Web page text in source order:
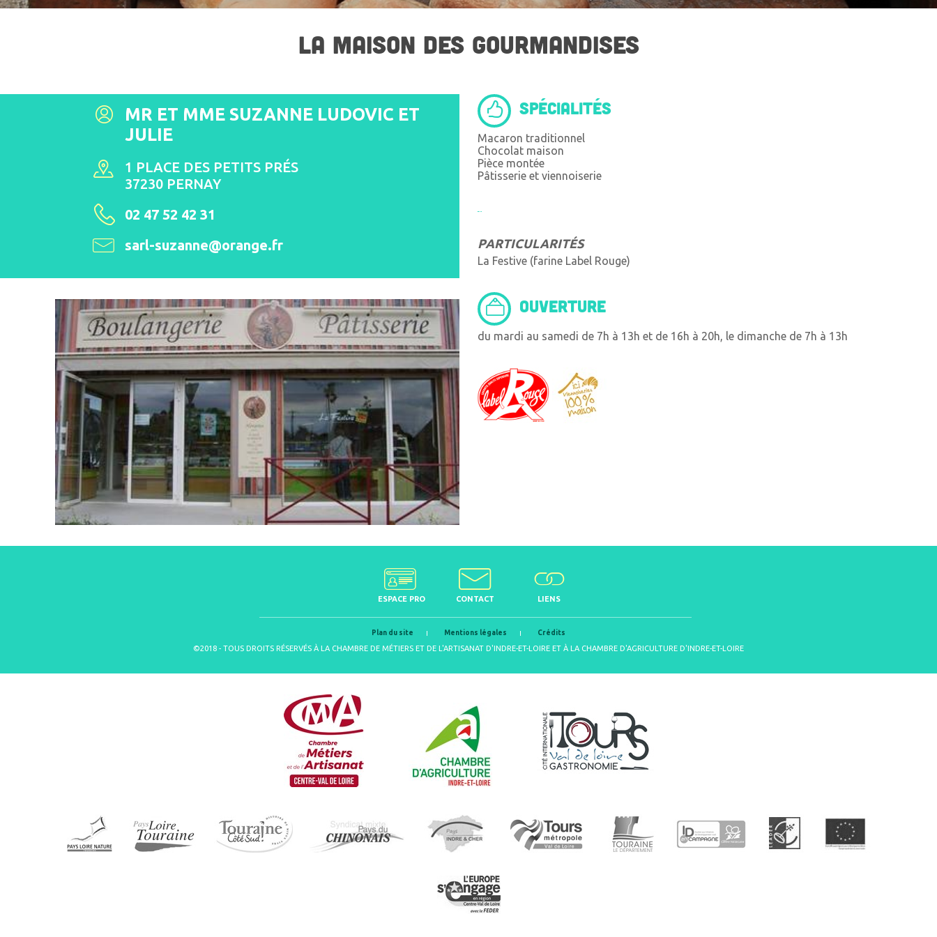
LA MAISON DES GOURMANDISES
MR ET MME SUZANNE LUDOVIC ET
JULIE
1 PLACE DES PETITS PRÉS
37230 PERNAY
02 47 52 42 31
sarl-suzanne@orange.fr
SPÉCIALITÉS
Macaron traditionnel
Chocolat maison
Pièce montée
Pâtisserie et viennoiserie
PARTICULARITÉS
La Festive (farine Label Rouge)
OUVERTURE
du mardi au samedi de 7h à 13h et de 16h à 20h, le dimanche de 7h à 13h
ESPACE PRO CONTACT LIENS
Plan du site Mentions légales Crédits
©2018 - TOUS DROITS RÉSERVÉS À LA CHAMBRE DE MÉTIERS ET DE L'ARTISANAT D'INDRE-ET-LOIRE ET À LA CHAMBRE D'AGRICULTURE D'INDRE-ET-LOIRE